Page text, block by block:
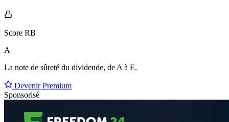
Score RB
A
La note de sûreté du dividende, de A à E.
Devenir Premium
Sponsorisé